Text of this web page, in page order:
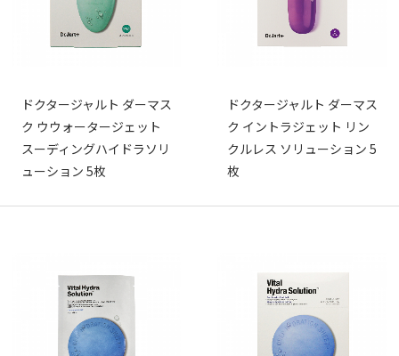
ドクタージャルト ダーマス
ク ウウォータージェット
スーディングハイドラソリ
ューション 5枚
ドクタージャルト ダーマス
ク イントラジェット リン
クルレス ソリューション 5
枚